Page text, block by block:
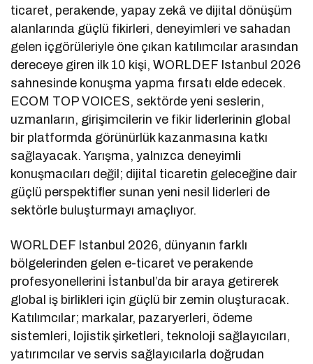
ticaret, perakende, yapay zekâ ve dijital dönüşüm
alanlarında güçlü fikirleri, deneyimleri ve sahadan
gelen içgörüleriyle öne çıkan katılımcılar arasından
dereceye giren ilk 10 kişi, WORLDEF Istanbul 2026
sahnesinde konuşma yapma fırsatı elde edecek.
ECOM TOP VOICES, sektörde yeni seslerin,
uzmanların, girişimcilerin ve fikir liderlerinin global
bir platformda görünürlük kazanmasına katkı
sağlayacak. Yarışma, yalnızca deneyimli
konuşmacıları değil; dijital ticaretin geleceğine dair
güçlü perspektifler sunan yeni nesil liderleri de
sektörle buluşturmayı amaçlıyor.
WORLDEF Istanbul 2026, dünyanın farklı
bölgelerinden gelen e-ticaret ve perakende
profesyonellerini İstanbul’da bir araya getirerek
global iş birlikleri için güçlü bir zemin oluşturacak.
Katılımcılar; markalar, pazaryerleri, ödeme
sistemleri, lojistik şirketleri, teknoloji sağlayıcıları,
yatırımcılar ve servis sağlayıcılarla doğrudan